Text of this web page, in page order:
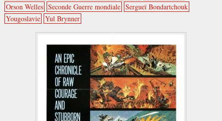
Orson Welles Seconde Guerre mondiale Sergueï Bondartchouk
Yougoslavie Yul Brynner